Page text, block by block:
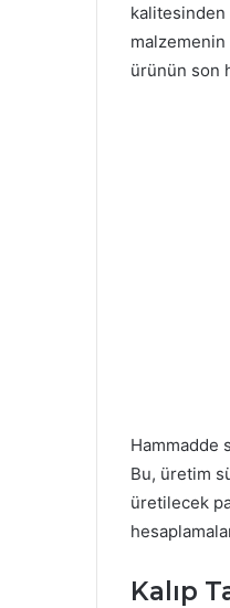
kalitesinden
ürünün son
Hammadde
Bu, üretim
üretilecek
Kalıp